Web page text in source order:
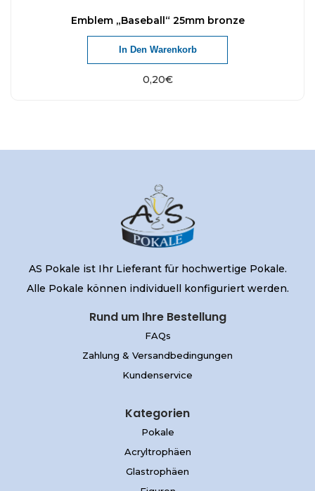
Emblem „Baseball“ 25mm bronze
0,20€
In Den Warenkorb
AS Pokale ist Ihr Lieferant für hochwertige Pokale.
Alle Pokale können individuell konfiguriert werden.
Rund um Ihre Bestellung
FAQs
Zahlung & Versandbedingungen
Kundenservice
Kategorien
Pokale
Acryltrophäen
Glastrophäen